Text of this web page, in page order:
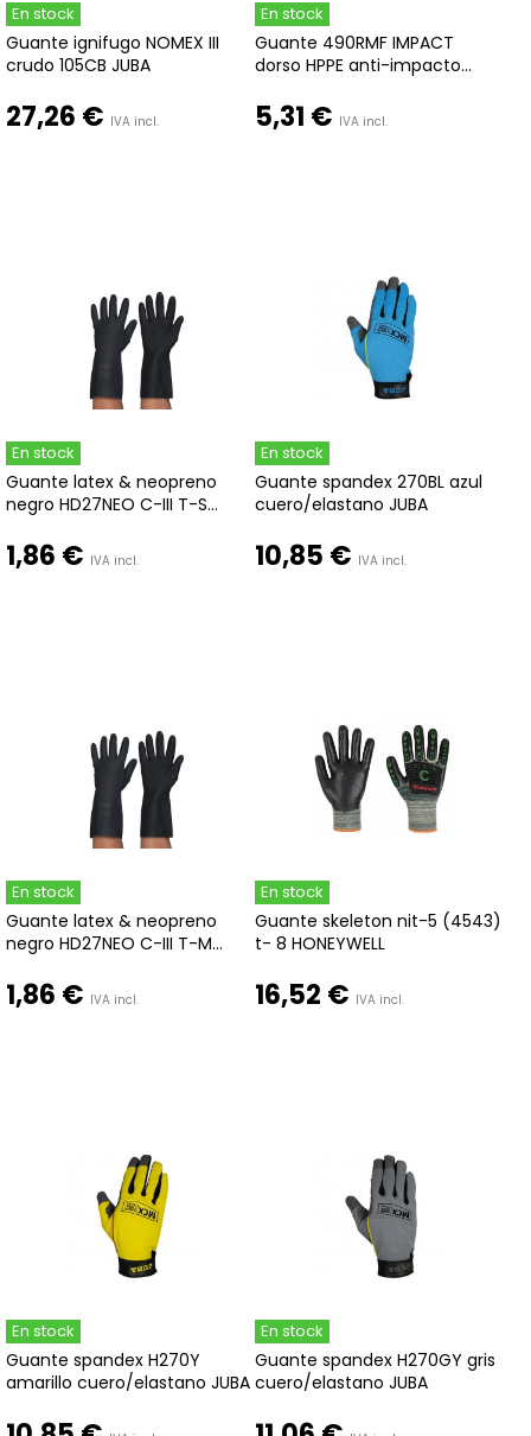
En stock
Guante ignifugo NOMEX III
crudo 105CB JUBA
27,26 € IVA incl.
En stock
Guante 490RMF IMPACT
dorso HPPE anti-impacto...
5,31 € IVA incl.
En stock
Guante latex & neopreno
negro HD27NEO C-III T-S...
1,86 € IVA incl.
En stock
Guante spandex 270BL azul
cuero/elastano JUBA
10,85 € IVA incl.
En stock
Guante latex & neopreno
negro HD27NEO C-III T-M...
1,86 € IVA incl.
En stock
Guante skeleton nit-5 (4543)
t- 8 HONEYWELL
16,52 € IVA incl.
En stock
Guante spandex H270Y
amarillo cuero/elastano JUBA
En stock
Guante spandex H270GY gris
cuero/elastano JUBA